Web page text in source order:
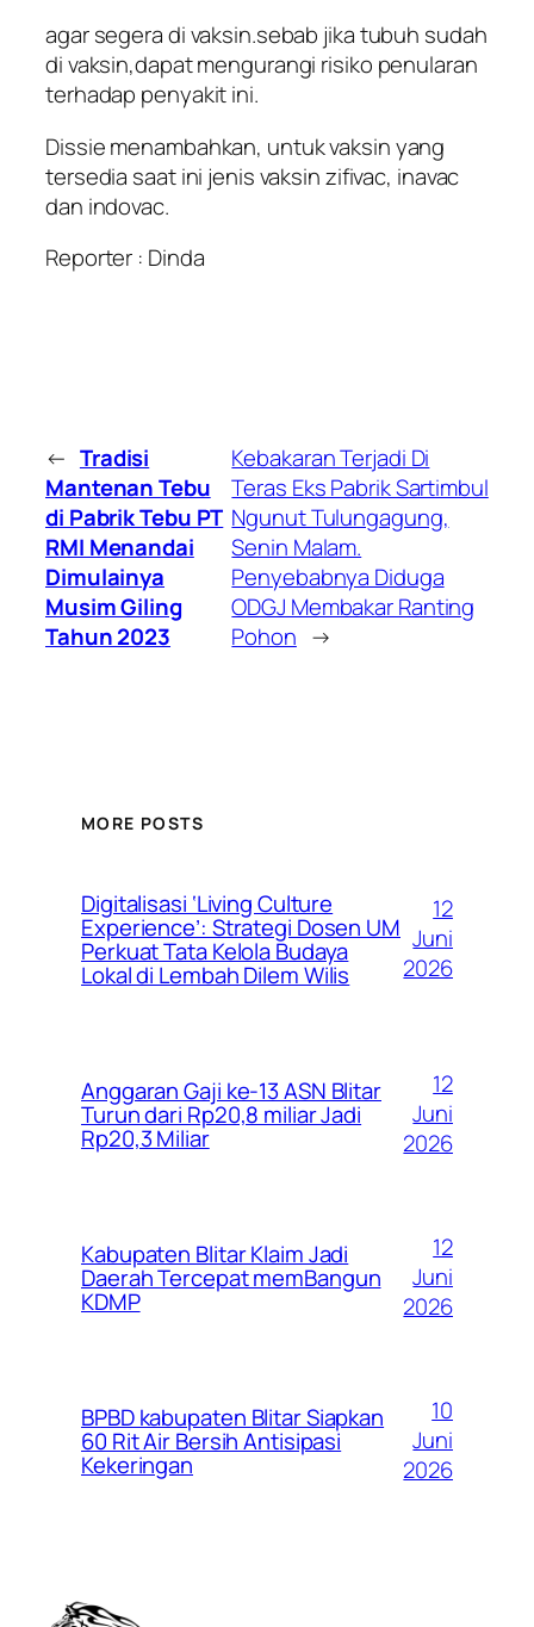
agar segera di vaksin.sebab jika tubuh sudah
di vaksin,dapat mengurangi risiko penularan
terhadap penyakit ini.
Dissie menambahkan, untuk vaksin yang
tersedia saat ini jenis vaksin zifivac, inavac
dan indovac.
Reporter : Dinda
← Tradisi
Mantenan Tebu
di Pabrik Tebu PT
RMI Menandai
Dimulainya
Musim Giling
Tahun 2023
Kebakaran Terjadi Di
Teras Eks Pabrik Sartimbul
Ngunut Tulungagung,
Senin Malam.
Penyebabnya Diduga
ODGJ Membakar Ranting
Pohon →
MORE POSTS
Digitalisasi ‘Living Culture
Experience’: Strategi Dosen UM
Perkuat Tata Kelola Budaya
Lokal di Lembah Dilem Wilis
12
Juni
2026
Anggaran Gaji ke-13 ASN Blitar
Turun dari Rp20,8 miliar Jadi
Rp20,3 Miliar
12
Juni
2026
Kabupaten Blitar Klaim Jadi
Daerah Tercepat memBangun
KDMP
12
Juni
2026
BPBD kabupaten Blitar Siapkan
60 Rit Air Bersih Antisipasi
Kekeringan
10
Juni
2026